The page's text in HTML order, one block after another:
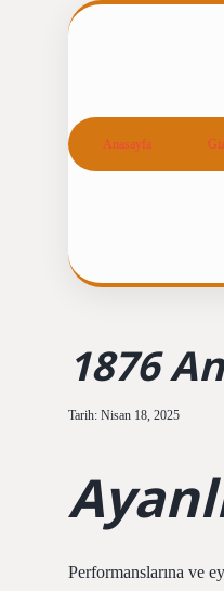
Anasayfa
1876
Tarih: Nisan 18, 2025
Performanslarına ve